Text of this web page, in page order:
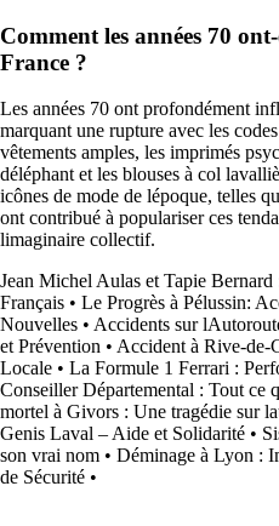
Comment les années 70
France ?
Les années 70 ont profondément
marquant une rupture avec les
vêtements amples, les imprimés
déléphant et les blouses à col
icônes de mode de lépoque, telles
ont contribué à populariser ces
limaginaire collectif.
Jean Michel Aulas et Tapie
Français • Le Progrès à Pélussin:
Nouvelles • Accidents sur
et Prévention • Accident à Rive-
Locale • La Formule 1 Ferrari :
Conseiller Départemental : Tout ce
mortel à Givors : Une tragédie sur
Genis Laval – Aide et Solidarité •
son vrai nom • Déminage à Lyon :
de Sécurité •